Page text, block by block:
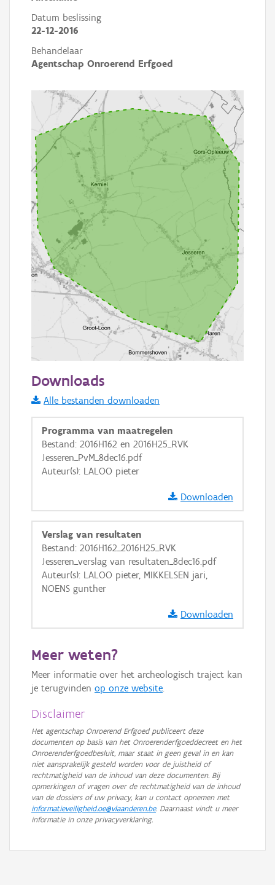
Datum beslissing
22-12-2016
Behandelaar
Agentschap Onroerend Erfgoed
Informatie Vlaanderen
i
+ −
Basis Lagen
OSM-Basiskaart
Downloads
Alle bestanden downloaden
Programma van maatregelen
Bestand: 2016H162 en 2016H25_RVK
Jesseren_PvM_8dec16.pdf
Auteur(s): LALOO pieter
Downloaden
Verslag van resultaten
Bestand: 2016H162_2016H25_RVK
Jesseren_verslag van resultaten_8dec16.pdf
Auteur(s): LALOO pieter, MIKKELSEN jari,
NOENS gunther
Downloaden
Meer weten?
Meer informatie over het archeologisch traject kan
je terugvinden op onze website.
Disclaimer
Het agentschap Onroerend Erfgoed publiceert deze
documenten op basis van het Onroerenderfgoeddecreet en het
Onroerenderfgoedbesluit, maar staat in geen geval in en kan
niet aansprakelijk gesteld worden voor de juistheid of
rechtmatigheid van de inhoud van deze documenten. Bij
opmerkingen of vragen over de rechtmatigheid van de inhoud
van de dossiers of uw privacy, kan u contact opnemen met
informatieveiligheid.oe@vlaanderen.be. Daarnaast vindt u meer
informatie in onze privacyverklaring.